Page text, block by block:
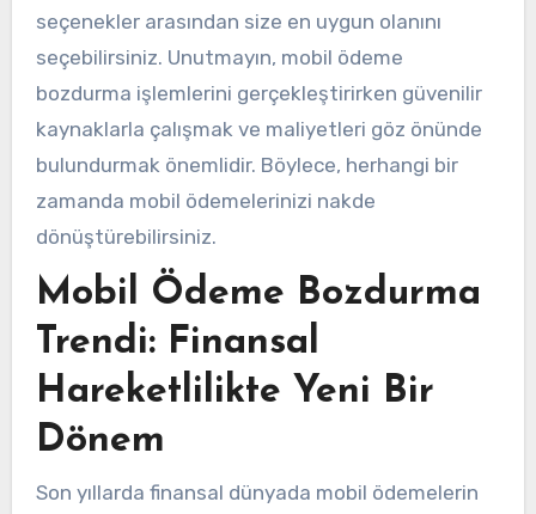
seçenekler arasından size en uygun olanını
seçebilirsiniz. Unutmayın, mobil ödeme
bozdurma işlemlerini gerçekleştirirken güvenilir
kaynaklarla çalışmak ve maliyetleri göz önünde
bulundurmak önemlidir. Böylece, herhangi bir
zamanda mobil ödemelerinizi nakde
dönüştürebilirsiniz.
Mobil Ödeme Bozdurma
Trendi: Finansal
Hareketlilikte Yeni Bir
Dönem
Son yıllarda finansal dünyada mobil ödemelerin